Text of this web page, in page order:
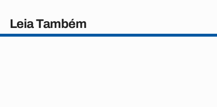
Leia Também